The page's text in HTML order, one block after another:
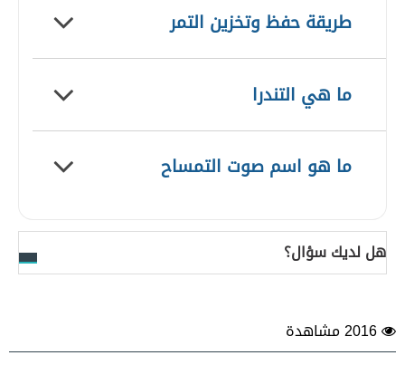
طريقة حفظ وتخزين التمر
ما هي التندرا
ما هو اسم صوت التمساح
هل لديك سؤال؟